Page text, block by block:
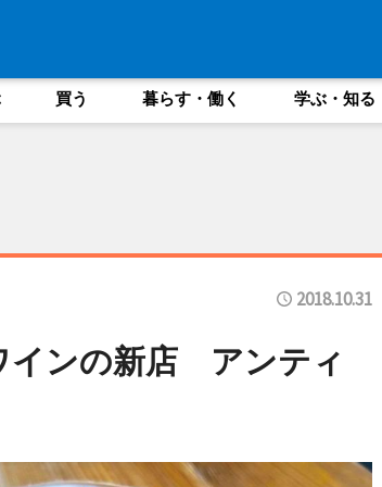
買う 暮らす・働く 学ぶ・知る
2018.10.31
インの新店 アンティ